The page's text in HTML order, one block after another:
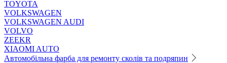
TOYOTA
VOLKSWAGEN
VOLKSWAGEN AUDI
VOLVO
ZEEKR
XIAOMI AUTO
Автомобільна фарба для ремонту сколів та подряпин